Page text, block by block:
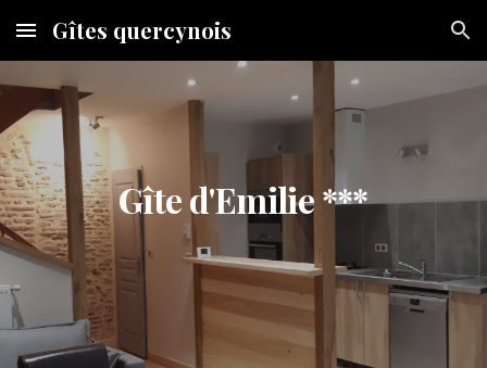
Skip to main content Skip to navigation
Gîtes quercynois
Gîted'Emilie***